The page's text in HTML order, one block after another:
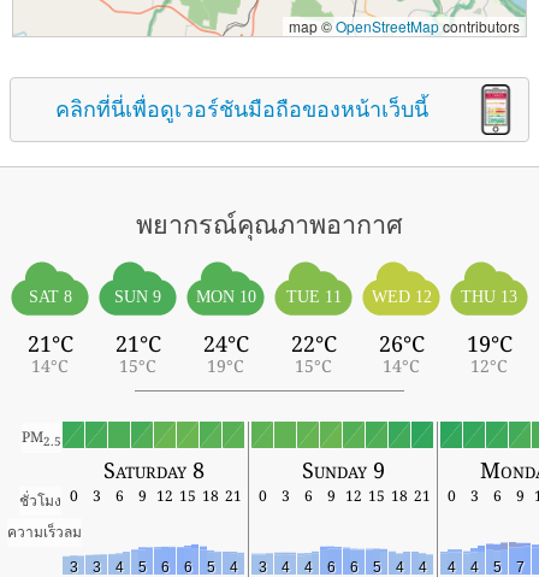
map ©OpenStreetMapcontributors
คลิกที่นี่เพื่อดูเวอร์ชันมือถือของหน้าเว็บนี้
พยากรณ์คุณภาพอากาศ
SAT 8
21°C
14°C
SUN 9
21°C
15°C
MON 10
24°C
19°C
TUE 11
22°C
15°C
WED 12
26°C
14°C
THU 13
19°C
12°C
PM2.5
Saturday 8 Sunday 9
ชั่วโมง 0 3 6 9 12 15 18 21 0 3 6 9 12 15 18 21 0 3 6 9
ความเร็วลม
3 3 4 5 6 6 5 4 3 4 4 6 6 5 4 4 4 4 5 7